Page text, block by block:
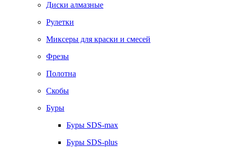
Диски алмазные
Рулетки
Миксеры для краски и смесей
Фрезы
Полотна
Скобы
Буры
Буры SDS-max
Буры SDS-plus